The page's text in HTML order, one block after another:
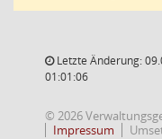
Letzte Änderung:
01:01:06
© 2026
Impressum